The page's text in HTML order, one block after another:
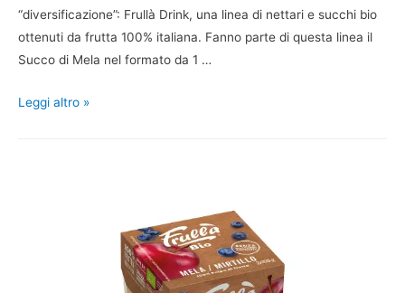
“diversificazione”: Frullà Drink, una linea di nettari e succhi bio
ottenuti da frutta 100% italiana. Fanno parte di questa linea il
Succo di Mela nel formato da 1 …
Leggi altro »